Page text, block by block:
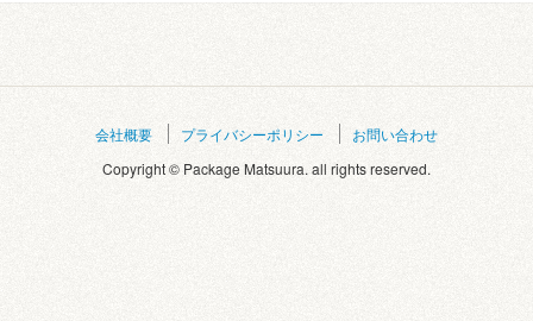
会社概要 プライバシーポリシー
お問い合わせ
Copyright © Package Matsuura. all rights reserved.